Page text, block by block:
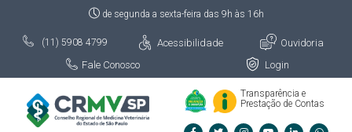
de segunda a sexta-feira das 9h às 16h
(11) 5908 4799 Acessibilidade
Ouvidoria
Fale Conosco
Login
Transparência e
Prestação de Contas